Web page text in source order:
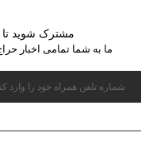
مشترک شوید تا
ما به شما تمامی اخبار